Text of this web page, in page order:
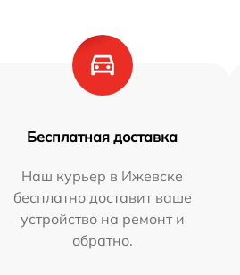
Бесплатная доставка
Наш курьер в Ижевске
бесплатно доставит ваше
устройство на ремонт и
обратно.